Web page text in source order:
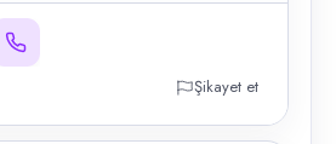
Şikayet et